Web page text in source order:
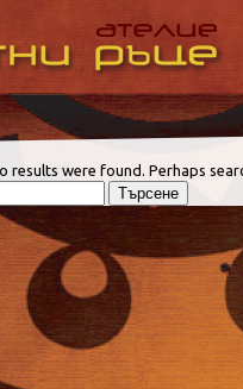
results were found. Perhaps